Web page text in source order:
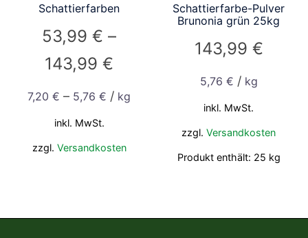
Schattierfarben
53,99€ –
143,99€
7,20€ – 5,76€ / kg
inkl. MwSt.
zzgl. Versandkosten
Schattierfarbe-Pulver
Brunonia grün 25kg
143,99 €
5,76 € / kg
inkl. MwSt.
zzgl.Versandkosten
Produkt enthält: 25 kg